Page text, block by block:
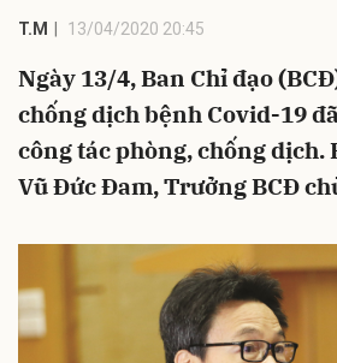
T.M 13/04/2020 20:45
Ngày 13/4, Ban Chỉ đạo
chống dịch bệnh Covid-19
công tác phòng, chống dịch.
Vũ Đức Đam, Trưởng BCĐ